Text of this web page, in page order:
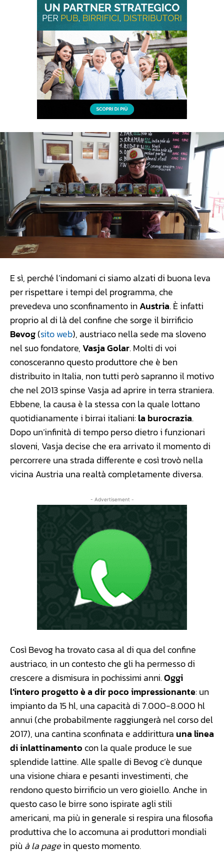
E sì, perché l’indomani ci siamo alzati di buona leva
per rispettare i tempi del programma, che
prevedeva uno sconfinamento inAustria. È infatti
proprio al di là del confine che sorge il birrificio
Bevog(sito web), austriaco nella sede ma sloveno
nel suo fondatore,Vasja Golar. Molti di voi
conosceranno questo produttore che è ben
distribuito in Italia, non tutti però sapranno il motivo
che nel 2013 spinse Vasja ad aprire in terra straniera.
Ebbene, la causa è la stessa con la quale lottano
quotidianamente i birrai italiani:la burocrazia.
Dopo un’infinità di tempo perso dietro i funzionari
sloveni, Vasja decise che era arrivato il momento di
percorrere una strada differente e così trovò nella
vicina Austria una realtà completamente diversa.
- Advertisement -
Così Bevog ha trovato casa al di qua del confine
austriaco, in un contesto che gli ha permesso di
crescere a dismisura in pochissimi anni.Oggi
l’intero progetto è a dir poco impressionante: un
impianto da 15 hl, una capacità di 7.000-8.000 hl
annui (che probabilmente raggiungerà nel corso del
2017), una cantina sconfinata e addirittura una linea
di inlattinamento con la quale produce le sue
splendide lattine. Alle spalle di Bevog c’è dunque
una visione chiara e pesanti investimenti, che
rendono questo birrificio un vero gioiello. Anche in
questo caso le birre sono ispirate agli stili
americani, ma più in generale si respira una filosofia
produttiva che lo accomuna ai produttori mondiali
più à la pagein questo momento.